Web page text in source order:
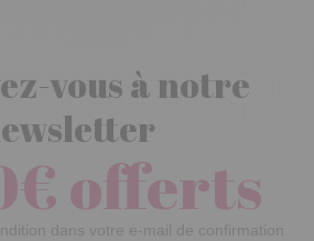
vous à notre
offerts
dans votre e-mail de confirmation